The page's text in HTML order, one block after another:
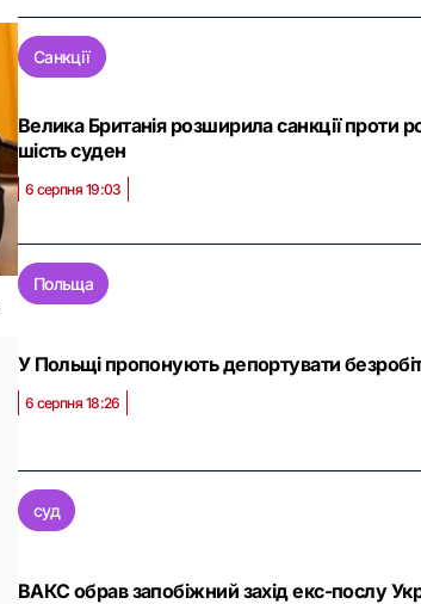
Санкції
Велика Британія розширила санкції проти
шість суден
6 серпня 19:03
Польща
У Польщі пропонують депортувати
6 серпня 18:26
суд
ВАКС обрав запобіжний захід екс-послу